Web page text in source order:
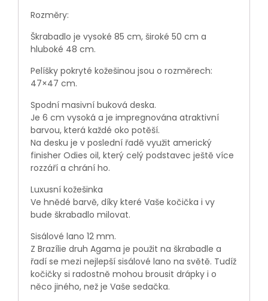
Rozměry:
Škrabadlo je vysoké 85 cm, široké 50 cm a
hluboké 48 cm.
Pelíšky pokryté kožešinou jsou o rozměrech:
47×47 cm.
Spodní masivní buková deska.
Je 6 cm vysoká a je impregnována atraktivní
barvou, která každé oko potěší.
Na desku je v poslední řadě využit americký
finisher Odies oil, který celý podstavec ještě více
rozzáří a chrání ho.
Luxusní kožešinka
Ve hnědé barvě, díky které Vaše kočička i vy
bude škrabadlo milovat.
Sisálové lano 12 mm.
Z Brazílie druh Agama je použit na škrabadle a
řadí se mezi nejlepší sisálové lano na světě. Tudíž
kočičky si radostně mohou brousit drápky i o
něco jiného, než je Vaše sedačka.